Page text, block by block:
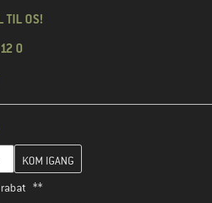
TIL OS!
0
her, og opret i næste trin din
**